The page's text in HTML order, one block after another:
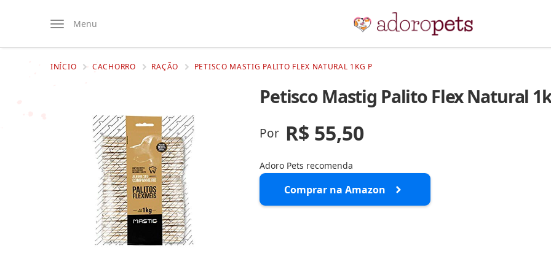
Menu
INÍCIO CACHORRO RAÇÃO PETISCO MASTIG PALITO FLEX NATURAL 1KG P
Petisco Mastig Palito Flex Natural
Por R$ 55,50
Adoro Pets recomenda
Comprar na Amazon